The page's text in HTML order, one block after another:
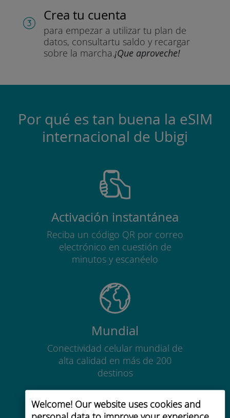
Welcome! Our website uses cookies and
Crea tu cuenta
para empezar a utilizar tu plan de
datos, consultartu saldo y recargar
sobre la marcha.¡Que aproveche!
Por qué es tan buena la eSIM
internacional de Ubigi
Activación instantánea
Reciba un código QR por correo
electrónico en cuestión de
minutos y escanéelo
Mundial
Conectividad celular mundial de
alta calidad en más de 200
destinos